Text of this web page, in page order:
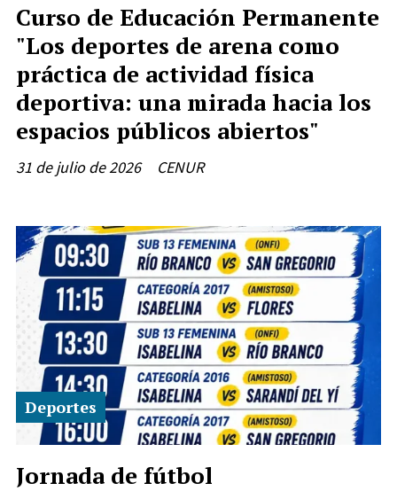
Curso de Educación Permanente
"Los deportes de arena como
práctica de actividad física
deportiva: una mirada hacia los
espacios públicos abiertos"
CENUR
31 de julio de 2026
Jornada de fútbol
Deportes